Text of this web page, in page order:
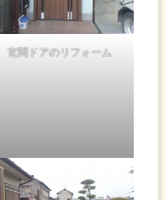
玄関ドアのリフォーム